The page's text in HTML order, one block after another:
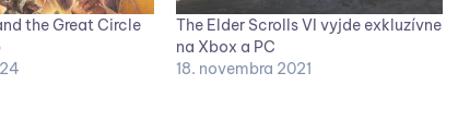
the Great Circle
The Elder Scrolls VI vyjde exkluzívne
na Xbox a PC
18. novembra 2021